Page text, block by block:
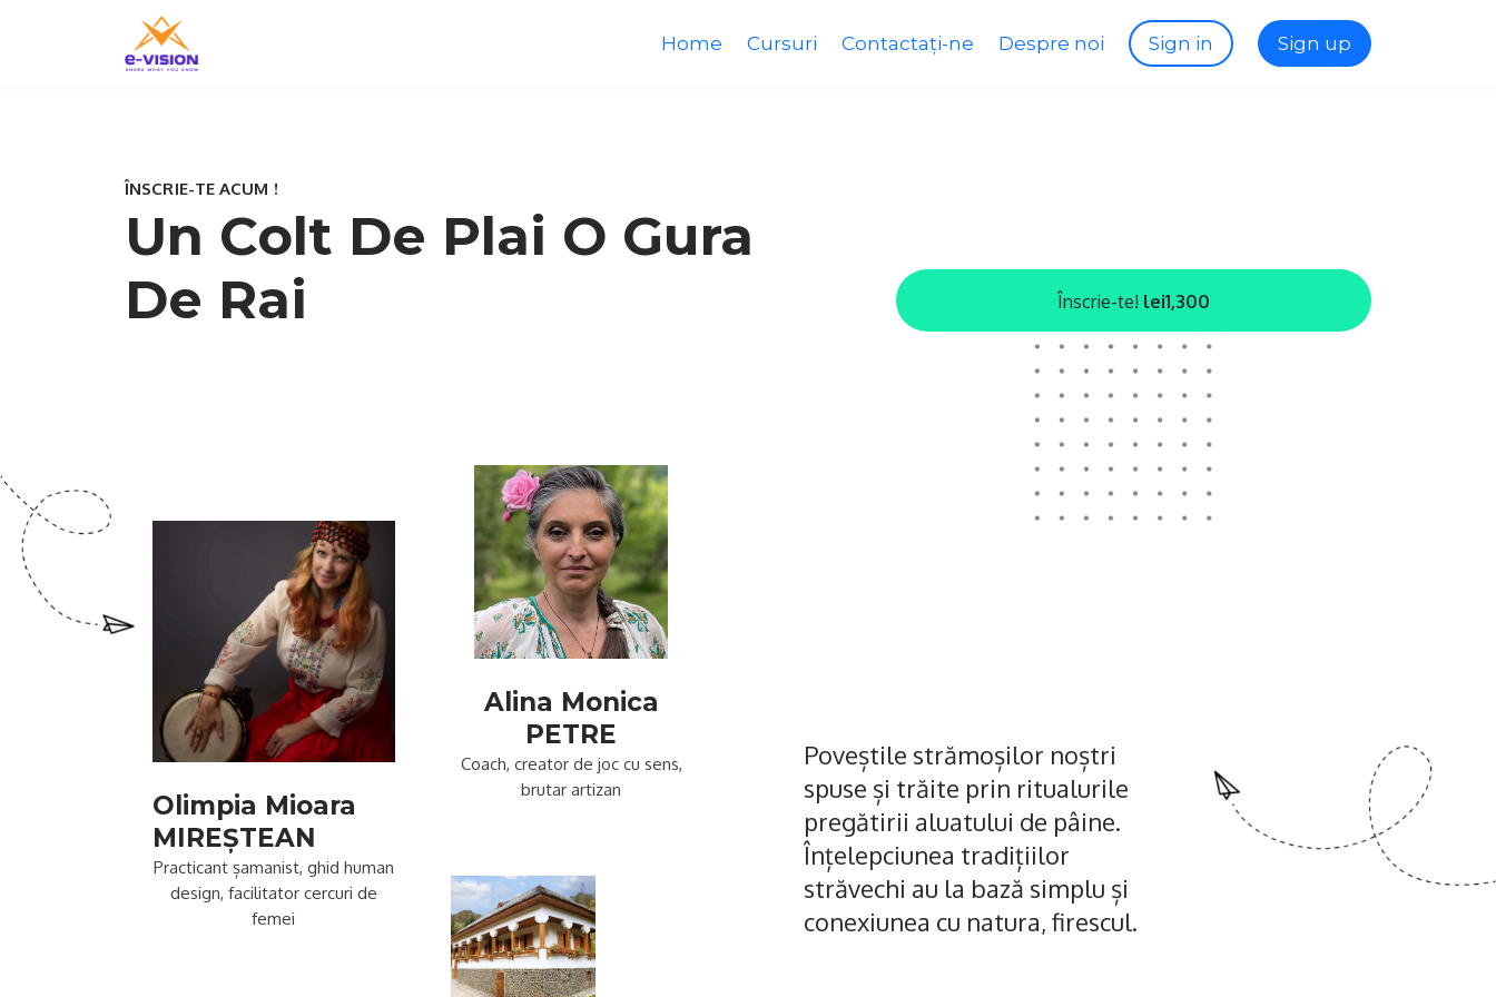
Home Cursuri Contactați-ne Despre noi Sign in Sign up
ÎNSCRIE-TE ACUM !
Un Colt De Plai O Gura
De Rai
Înscrie-te! lei1,300
Olimpia Mioara
MIREȘTEAN
Practicant șamanist, ghid human
design, facilitator cercuri de
femei
Alina Monica
PETRE
Coach, creator de joc cu sens,
brutar artizan
Poveștile strămoșilor noștri
spuse și trăite prin ritualurile
pregătirii aluatului de pâine.
Înțelepciunea tradițiilor
străvechi au la bază simplu și
conexiunea cu natura, firescul.